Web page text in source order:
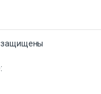
защищены